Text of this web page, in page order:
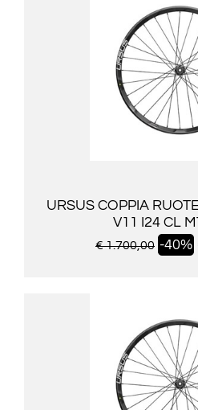
URSUS COPPIA
V11 I24 CL
€ 1.700,00 -40%